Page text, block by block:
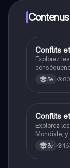
limites!
Histoire
Conflits
Explorez
compris le
militaires.
traité de
cherchant
cette
3e 80
Histoire
Conflits
Explorez
Mondiale,
Verdun, et
les
3e